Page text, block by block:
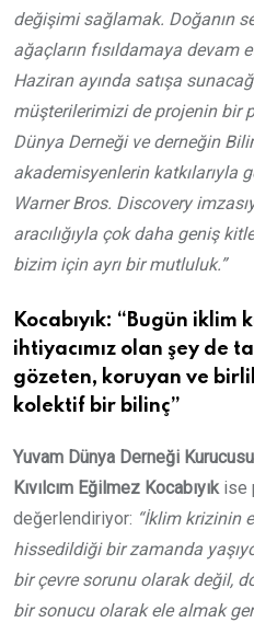
değişimi sağlamak. Doğanın
ağaçların fısıldamaya devam
Haziran ayında satışa
müşterilerimizi de projenin bir
Dünya Derneği ve derneğin
akademisyenlerin katkılarıyla
Warner Bros. Discovery
aracılığıyla çok daha geniş
bizim için ayrı bir mutluluk.”
Kocabıyık: “Bugün
ihtiyacımız olan şey de
gözeten, koruyan ve
kolektif bir bilinç”
Yuvam Dünya Derneği
Kıvılcım Eğilmez Kocabıyıkise
değerlendiriyor: “İklim krizinin
hissedildiği bir zamanda
bir çevre sorunu olarak değil,
bir sonucu olarak ele almak